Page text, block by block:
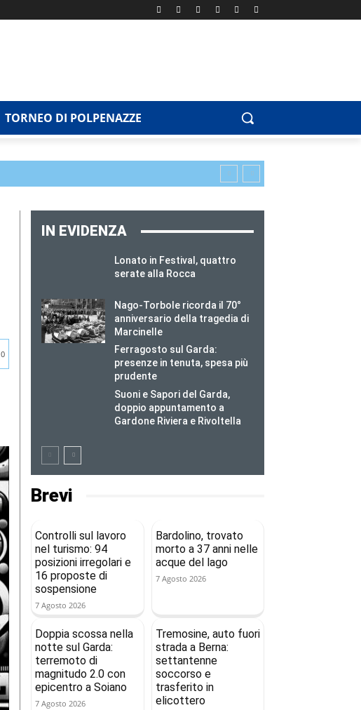
TORNEO DI POLPENAZZE
0
IN EVIDENZA
Lonato in Festival, quattro
serate alla Rocca
Nago-Torbole ricorda il 70°
anniversario della tragedia di
Marcinelle
Ferragosto sul Garda:
presenze in tenuta, spesa più
prudente
Suoni e Sapori del Garda,
doppio appuntamento a
Gardone Riviera e Rivoltella
Brevi
Controlli sul lavoro
nel turismo: 94
posizioni irregolari e
16 proposte di
sospensione
7 Agosto 2026
Bardolino, trovato
morto a 37 anni nelle
acque del lago
7 Agosto 2026
Doppia scossa nella
notte sul Garda:
terremoto di
magnitudo 2.0 con
epicentro a Soiano
7 Agosto 2026
Tremosine, auto fuori
strada a Berna:
settantenne
soccorso e
trasferito in
elicottero